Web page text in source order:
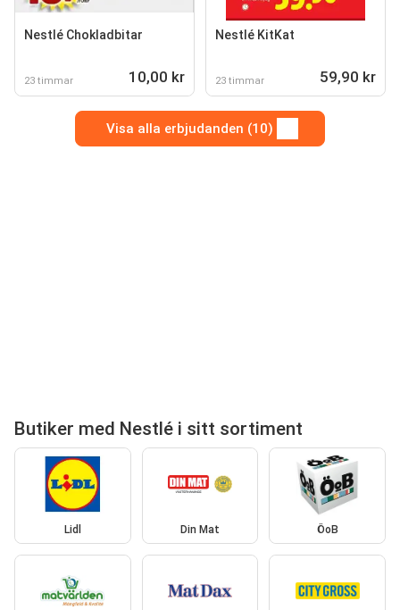
Nestlé Chokladbitar
23 timmar 10,00 kr
Nestlé KitKat
23 timmar 59,90 kr
Visa alla erbjudanden (10)
Butiker med Nestlé i sitt sortiment
Lidl Din Mat ÖoB